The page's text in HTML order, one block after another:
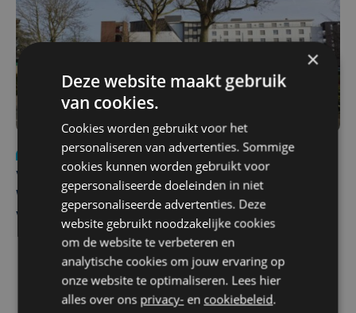
Nieuws
wo 5 augustus | 11:57
Vier Oostendse gynaecologen versterken dienst in AZ
West, dat ook een nieuwe voltijdse gynaecoloog
verwelkomt
×
Deze website maakt gebruik
van cookies.
Cookies worden gebruikt voor het
personaliseren van advertenties. Sommige
cookies kunnen worden gebruikt voor
gepersonaliseerde doeleinden in niet
gepersonaliseerde advertenties. Deze
website gebruikt noodzakelijke cookies
om de website te verbeteren en
analytische cookies om jouw ervaring op
onze website te optimaliseren. Lees hier
alles over ons privacy- en cookiebeleid.